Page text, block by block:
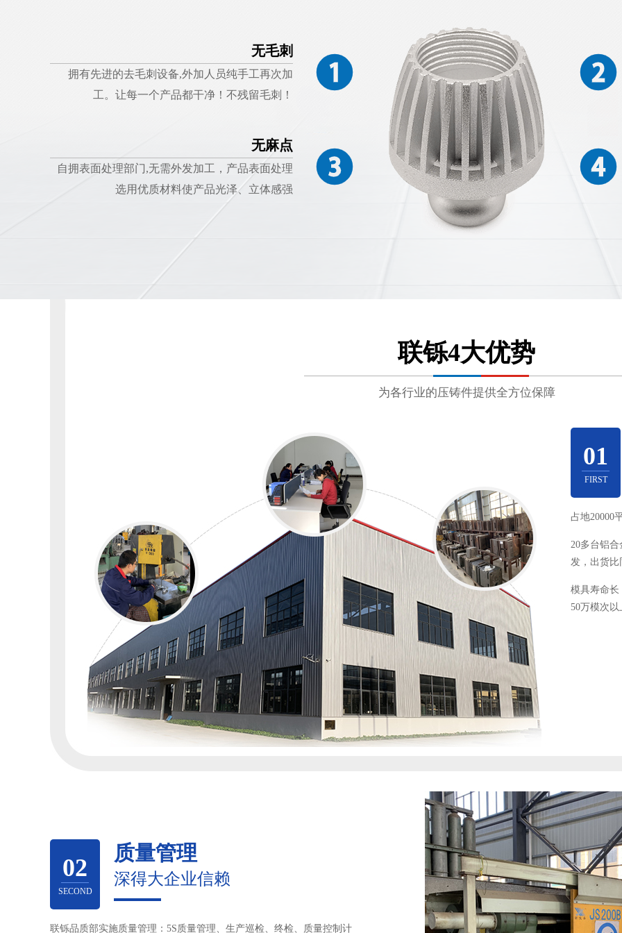
无毛刺
拥有先进的去毛刺设备,外加人员纯手工再次加
工。让每一个产品都干净！不残留毛刺！
无麻点
自拥表面处理部门,无需外发加工，产品表面处理
选用优质材料使产品光泽、立体感强
联铄4大优势
为各行业的压铸件提供全方位保障
01
FIRST
占地20000
20多台铝
发，出货比
模具寿命长
50万模次以
02
SECOND
质量管理
深得大企业信赖
联铄品质部实施质量管理：5S质量管理、生产巡检、终检、质量控制计